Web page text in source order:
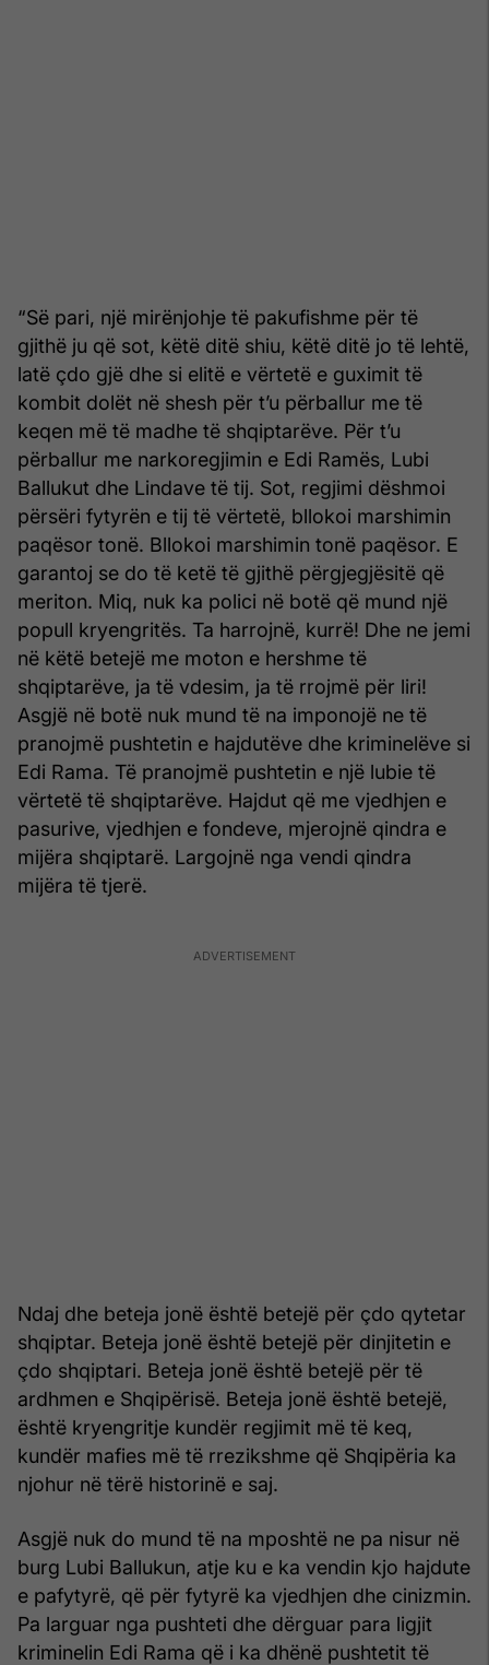
“Së pari, një mirënjohje të pakufishme për të
gjithë ju që sot, këtë ditë shiu, këtë ditë jo të lehtë,
latë çdo gjë dhe si elitë e vërtetë e guximit të
kombit dolët në shesh për t’u përballur me të
keqen më të madhe të shqiptarëve. Për t’u
përballur me narkoregjimin e Edi Ramës, Lubi
Ballukut dhe Lindave të tij. Sot, regjimi dëshmoi
përsëri fytyrën e tij të vërtetë, bllokoi marshimin
paqësor tonë. Bllokoi marshimin tonë paqësor. E
garantoj se do të ketë të gjithë përgjegjësitë që
meriton. Miq, nuk ka polici në botë që mund një
popull kryengritës. Ta harrojnë, kurrë! Dhe ne jemi
në këtë betejë me moton e hershme të
shqiptarëve, ja të vdesim, ja të rrojmë për liri!
Asgjë në botë nuk mund të na imponojë ne të
pranojmë pushtetin e hajdutëve dhe kriminelëve si
Edi Rama. Të pranojmë pushtetin e një lubie të
vërtetë të shqiptarëve. Hajdut që me vjedhjen e
pasurive, vjedhjen e fondeve, mjerojnë qindra e
mijëra shqiptarë. Largojnë nga vendi qindra
mijëra të tjerë.
Ndaj dhe beteja jonë është betejë për çdo qytetar
shqiptar. Beteja jonë është betejë për dinjitetin e
çdo shqiptari. Beteja jonë është betejë për të
ardhmen e Shqipërisë. Beteja jonë është betejë,
është kryengritje kundër regjimit më të keq,
kundër mafies më të rrezikshme që Shqipëria ka
njohur në tërë historinë e saj.
Asgjë nuk do mund të na mposhtë ne pa nisur në
burg Lubi Ballukun, atje ku e ka vendin kjo hajdute
e pafytyrë, që për fytyrë ka vjedhjen dhe cinizmin.
Pa larguar nga pushteti dhe dërguar para ligjit
kriminelin Edi Rama që i ka dhënë pushtetit të